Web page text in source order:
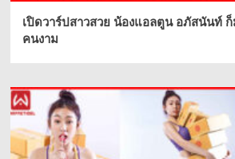
เปิดวาร์ปสาวสวย น้องแอลตูน อภัสนันท์
คนงาม